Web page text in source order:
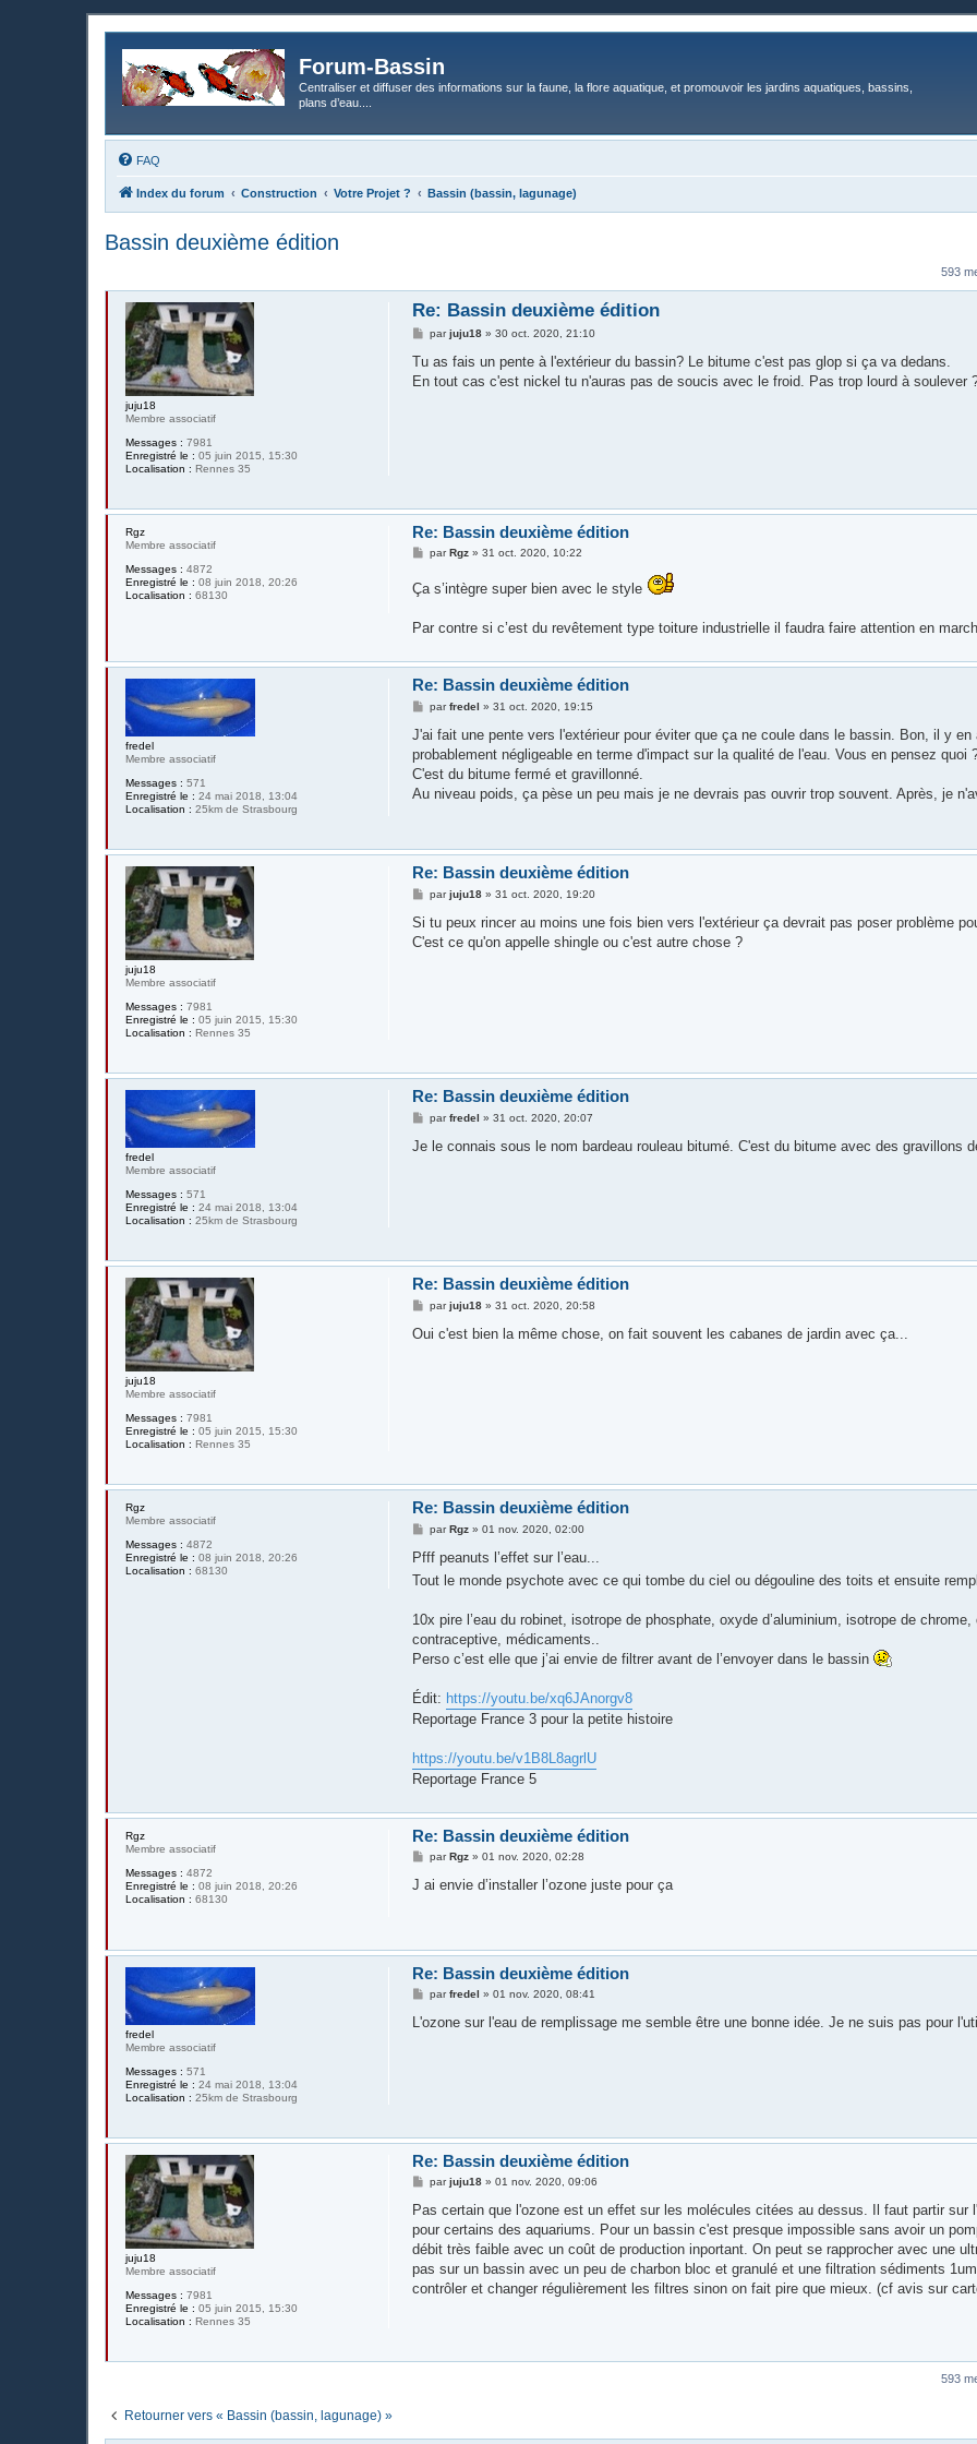
Forum-Bassin
Centraliser et diffuser des informations sur la faune, la flore aquatique, et promouvoir les jardins aquatiques, bassins,
plans d’eau....
FAQ
Index du forum Construction Votre Projet ? Bassin (bassin, lagunage)
Bassin deuxième édition
593
juju18
Membre associatif
Messages : 7981
Enregistré le : 05 juin 2015, 15:30
Localisation : Rennes 35
Re: Bassin deuxième édition
M
s
a
parjuju18 »30 oct. 2020, 21:10
Tu as fais un pente à l'extérieur du bassin? Le bitume c'est pas glop si ça va dedans.
En tout cas c'est nickel tu n'auras pas de soucis avec le froid. Pas trop lourd à soulever
Rgz
Membre associatif
Messages : 4872
Enregistré le : 08 juin 2018, 20:26
Localisation : 68130
Re: Bassin deuxième édition
M
s
e
parRgz »31 oct. 2020, 10:22
Ça s’intègre super bien avec le style
Par contre si c’est du revêtement type toiture industrielle il faudra faire attention en
fredel
Membre associatif
Messages : 571
Enregistré le : 24 mai 2018, 13:04
Localisation : 25km de Strasbourg
Re: Bassin deuxième édition
M
s
a
g
parfredel »31 oct. 2020, 19:15
J'ai fait une pente vers l'extérieur pour éviter que ça ne coule dans le bassin. Bon, il y
probablement négligeable en terme d'impact sur la qualité de l'eau. Vous en pensez quoi
C'est du bitume fermé et gravillonné.
Au niveau poids, ça pèse un peu mais je ne devrais pas ouvrir trop souvent. Après, je
juju18
Membre associatif
Messages : 7981
Enregistré le : 05 juin 2015, 15:30
Localisation : Rennes 35
Re: Bassin deuxième édition
M
s
a
parjuju18 »31 oct. 2020, 19:20
Si tu peux rincer au moins une fois bien vers l'extérieur ça devrait pas poser problème
C'est ce qu'on appelle shingle ou c'est autre chose ?
fredel
Membre associatif
Messages : 571
Enregistré le : 24 mai 2018, 13:04
Localisation : 25km de Strasbourg
Re: Bassin deuxième édition
M
s
parfredel »31 oct. 2020, 20:07
Je le connais sous le nom bardeau rouleau bitumé. C'est du bitume avec des gravillons
juju18
Membre associatif
Messages : 7981
Enregistré le : 05 juin 2015, 15:30
Localisation : Rennes 35
Re: Bassin deuxième édition
M
s
parjuju18 »31 oct. 2020, 20:58
Oui c'est bien la même chose, on fait souvent les cabanes de jardin avec ça...
Rgz
Membre associatif
Messages : 4872
Enregistré le : 08 juin 2018, 20:26
Localisation : 68130
Re: Bassin deuxième édition
M
s
a
parRgz »01 nov. 2020, 02:00
Pfff peanuts l’effet sur l’eau...
Tout le monde psychote avec ce qui tombe du ciel ou dégouline des toits et ensuite
10x pire l’eau du robinet, isotrope de phosphate, oxyde d’aluminium, isotrope de
contraceptive, médicaments..
Perso c’est elle que j’ai envie de filtrer avant de l’envoyer dans le bassin
Édit: https://youtu.be/xq6JAnorgv8
Reportage France 3 pour la petite histoire
https://youtu.be/v1B8L8agrlU
Reportage France 5
Rgz
Membre associatif
Messages : 4872
Enregistré le : 08 juin 2018, 20:26
Localisation : 68130
Re: Bassin deuxième édition
M
s
parRgz »01 nov. 2020, 02:28
J ai envie d’installer l’ozone juste pour ça
fredel
Membre associatif
Messages : 571
Enregistré le : 24 mai 2018, 13:04
Localisation : 25km de Strasbourg
Re: Bassin deuxième édition
M
s
parfredel »01 nov. 2020, 08:41
L'ozone sur l'eau de remplissage me semble être une bonne idée. Je ne suis pas pour
juju18
Membre associatif
Messages : 7981
Enregistré le : 05 juin 2015, 15:30
Localisation : Rennes 35
Re: Bassin deuxième édition
M
s
a
g
parjuju18 »01 nov. 2020, 09:06
Pas certain que l'ozone est un effet sur les molécules citées au dessus. Il faut partir sur
pour certains des aquariums. Pour un bassin c'est presque impossible sans avoir un
débit très faible avec un coût de production inportant. On peut se rapprocher avec une
pas sur un bassin avec un peu de charbon bloc et granulé et une filtration sédiments
contrôler et changer régulièrement les filtres sinon on fait pire que mieux. (cf avis sur
593
Retourner vers « Bassin (bassin, lagunage) »